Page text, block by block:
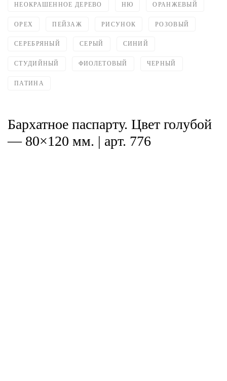
НЕОКРАШЕННОЕ ДЕРЕВО НЮ ОРАНЖЕВЫЙ
ОРЕХ ПЕЙЗАЖ РИСУНОК РОЗОВЫЙ
СЕРЕБРЯНЫЙ СЕРЫЙ СИНИЙ
СТУДИЙНЫЙ ФИОЛЕТОВЫЙ ЧЕРНЫЙ
ПАТИНА
Бархатное паспарту. Цвет голубой
— 80×120 мм. | арт. 776